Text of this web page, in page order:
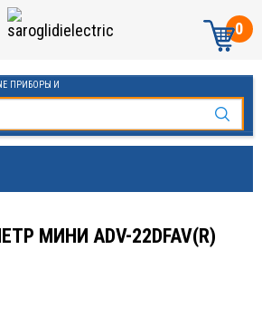
0
ПРИБОРЫ И
МИНИ ADV-22DFAV(R)